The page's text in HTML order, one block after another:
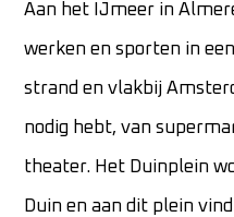
Aan het IJmeer in
werken en sporten in
strand en vlakbij
nodig hebt, van
theater. Het Duinplein
Duin en aan dit plein